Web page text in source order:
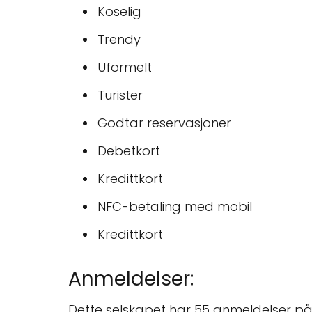
Koselig
Trendy
Uformelt
Turister
Godtar reservasjoner
Debetkort
Kredittkort
NFC-betaling med mobil
Kredittkort
Anmeldelser: